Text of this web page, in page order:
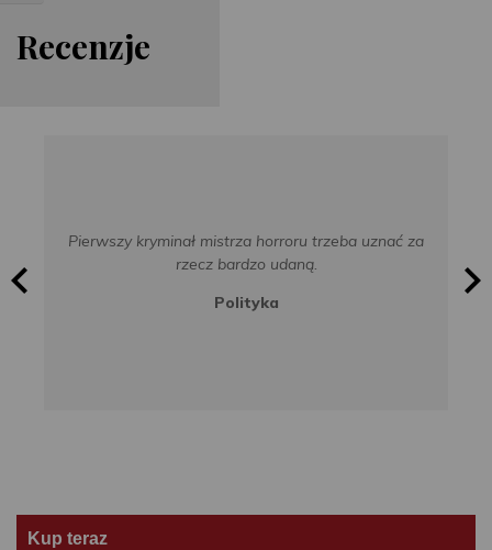
Recenzje
Pierwszy kryminał mistrza horroru trzeba uznać za
rzecz bardzo udaną.
Polityka
Kup teraz